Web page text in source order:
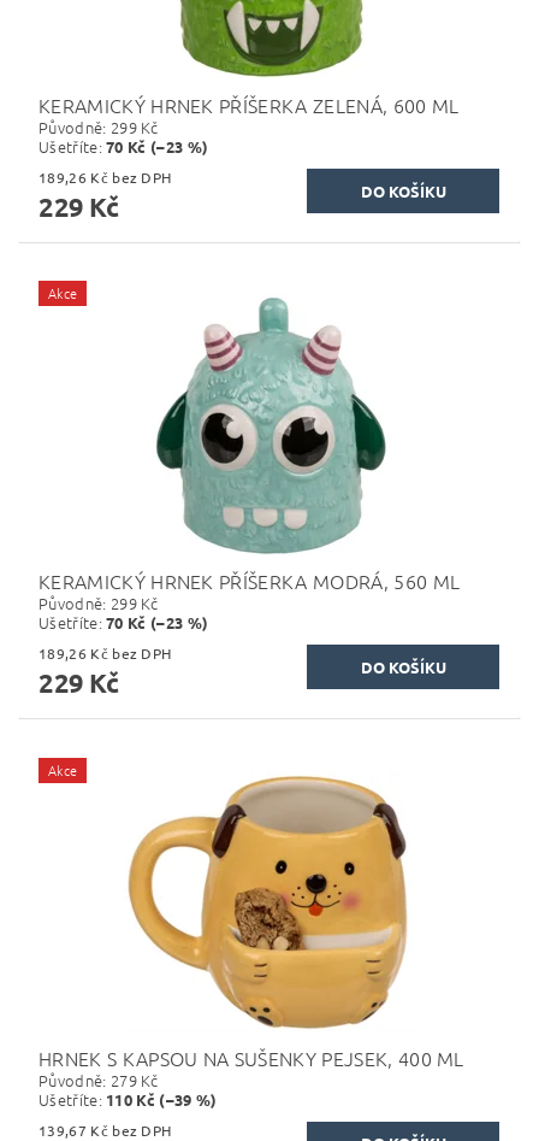
KERAMICKÝ HRNEK PŘÍŠERKA ZELENÁ, 600 ML
Původně: 299 Kč
Ušetříte:70 Kč (–23 %)
189,26 Kč bez DPH
229 Kč
Akce
KERAMICKÝ HRNEK PŘÍŠERKA MODRÁ, 560 ML
Původně: 299 Kč
Ušetříte:70 Kč (–23 %)
189,26 Kč bez DPH
229 Kč
Akce
HRNEK S KAPSOU NA SUŠENKY PEJSEK, 400 ML
Původně: 279 Kč
Ušetříte: 110 Kč (–39 %)
139,67 Kč bez DPH